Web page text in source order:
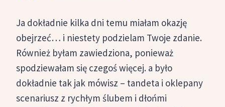
Ja dokładnie kilka dni temu miałam okazję
obejrzeć… i niestety podzielam Twoje zdanie.
Również byłam zawiedziona, ponieważ
spodziewałam się czegoś więcej. a było
dokładnie tak jak mówisz – tandeta i oklepany
scenariusz z rychłym ślubem i dłońmi